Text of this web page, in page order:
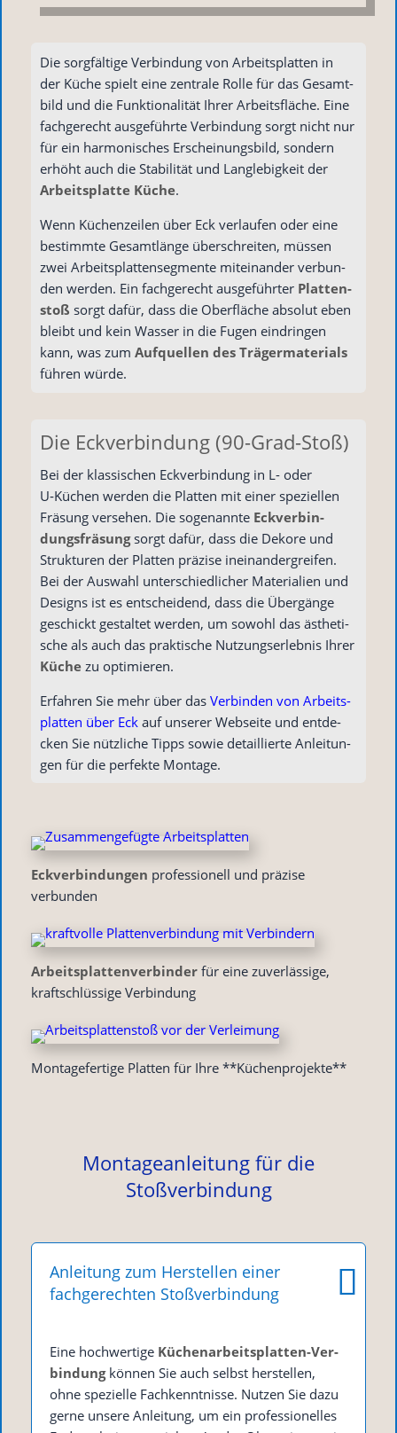
Die sorg­fäl­ti­ge Ver­bin­dung von Arbeits­plat­ten in
der Küche spielt eine zen­tra­le Rol­le für das Gesamt­
bild und die Funk­tio­na­li­tät Ihrer Arbeits­flä­che. Eine
fach­ge­recht aus­ge­führ­te Ver­bin­dung sorgt nicht nur
für ein har­mo­ni­sches Erschei­nungs­bild, son­dern
erhöht auch die Sta­bi­li­tät und Lang­le­big­keit der
Arbeits­plat­te Küche.
Wenn Küchen­zei­len über Eck ver­lau­fen oder eine
bestimm­te Gesamt­län­ge über­schrei­ten, müs­sen
zwei Arbeits­plat­ten­seg­men­te mit­ein­an­der ver­bun­
den wer­den. Ein fach­ge­recht aus­ge­führ­ter Plat­ten­
stoß sorgt dafür, dass die Ober­flä­che abso­lut eben
bleibt und kein Was­ser in die Fugen ein­drin­gen
kann, was zumAuf­quel­len des Trä­ger­ma­te­ri­als
füh­ren würde.
Die Eckverbindung (90-Grad-Stoß)
Bei der klas­si­schen Eck­ver­bin­dung in L- oder
U‑Küchen wer­den die Plat­ten mit einer spe­zi­el­len
Frä­sung ver­se­hen. Die soge­nann­te Eck­ver­bin­
dungs­frä­sungsorgt dafür, dass die Deko­re und
Struk­tu­ren der Plat­ten prä­zi­se inein­an­der­grei­fen.
Bei der Aus­wahl unter­schied­li­cher Mate­ria­li­en und
Designs ist es ent­schei­dend, dass die Über­gän­ge
geschickt gestal­tet wer­den, um sowohl das ästhe­ti­
sche als auch das prak­ti­sche Nut­zungs­er­leb­nis Ihrer
Küche zu optimieren.
Erfah­ren Sie mehr über dasVer­bin­den von Arbeits­
plat­ten über Eck auf unse­rer Web­sei­te und ent­de­
cken Sie nütz­li­che Tipps sowie detail­lier­te Anlei­tun­
gen für die per­fek­te Montage.
Eck­ver­bin­dun­gen pro­fes­sio­nell und prä­zi­se
verbunden
Arbeits­plat­ten­ver­bin­der für eine zuver­läs­si­ge,
kraft­schlüs­si­ge Verbindung
Mon­ta­ge­fer­ti­ge Plat­ten für Ihre **Küchen­pro­jek­te**
Montageanleitung für die
Stoßverbindung
Anleitung zum Herstellen einer
fachgerechten Stoßverbindung
Eine hoch­wer­ti­ge Küchen­ar­beits­plat­ten-Ver­
bin­dungkön­nen Sie auch selbst her­stel­len,
ohne spe­zi­el­le Fach­kennt­nis­se. Nut­zen Sie dazu
ger­ne unse­re Anlei­tung, um ein pro­fes­sio­nel­les